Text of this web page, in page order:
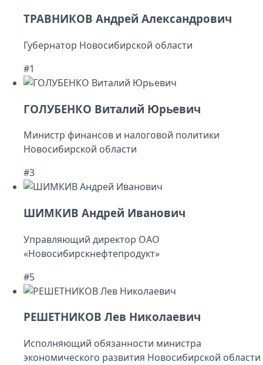
ТРАВНИКОВ Андрей Александрович
Губернатор Новосибирской области
#1
ГОЛУБЕНКО Виталий Юрьевич
Министр финансов и налоговой политики
Новосибирской области
#3
ШИМКИВ Андрей Иванович
Управляющий директор ОАО
«Новосибирскнефтепродукт»
#5
РЕШЕТНИКОВ Лев Николаевич
Исполняющий обязанности министра
экономического развития Новосибирской области